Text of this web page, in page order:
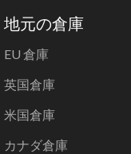
地元の倉庫
EU 倉庫
英国倉庫
米国倉庫
カナダ倉庫